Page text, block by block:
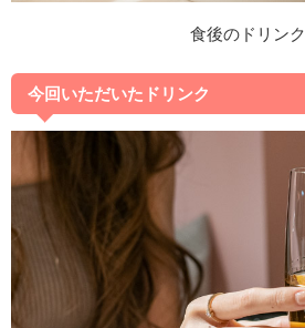
食後のドリンク
今回いただいたドリンク